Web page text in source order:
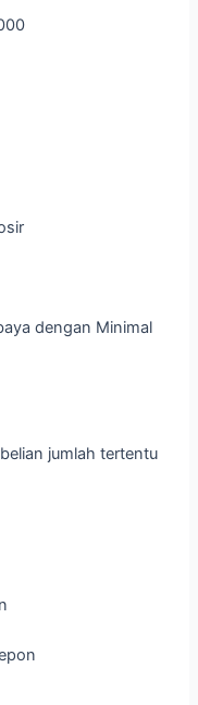
dengan Minimal
jumlah tertentu